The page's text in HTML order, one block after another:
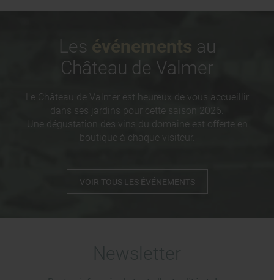
Les événements au
Château de Valmer
Le Château de Valmer est heureux de vous accueillir
dans ses jardins pour cette saison 2026.
Une dégustation des vins du domaine est offerte en
boutique à chaque visiteur.
VOIR TOUS LES ÉVÉNEMENTS